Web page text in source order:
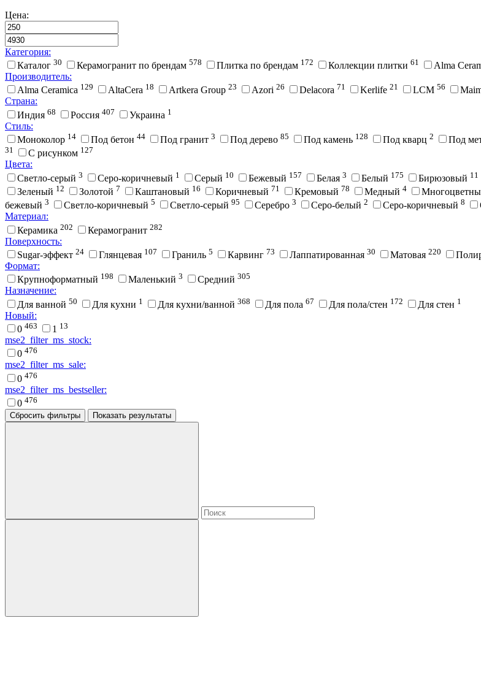
Цена:
Категория:
Каталог 30 Керамогранит по брендам 578 Плитка по брендам 172 Коллекции плитки 61 Alma
Производитель:
Alma Ceramica 129 AltaCera 18 Artkera Group 23 Azori 26 Delacora 71 Kerlife 21 LCM 56
Страна:
Индия 68 Россия 407 Украина 1
Стиль:
Моноколор 14 Под бетон 44 Под гранит 3 Под дерево 85 Под камень 128 Под кварц 2 Под
31 С рисунком 127
Цвета:
Cветло-серый 3 Cеро-коричневый 1 Cерый 10 Бежевый 157 Белая 3 Белый 175 Бирюзовый 11
Зеленый 12 Золотой 7 Каштановый 16 Коричневый 71 Кремовый 78 Медный 4
бежевый 3 Светло-коричневый 5 Светло-серый 95 Серебро 3 Серо-белый 2 Серо-коричневый 8
Материал:
Керамика 202 Керамогранит 282
Поверхность:
Sugar-эффект 24 Глянцевая 107 Граниль 5 Карвинг 73 Лаппатированная 30 Матовая 220
Формат:
Крупноформатный 198 Маленький 3 Средний 305
Назначение:
Для ванной 50 Для кухни 1 Для кухни/ванной 368 Для пола 67 Для пола/стен 172 Для стен 1
Новый:
0 463 1 13
mse2_filter_ms_stock:
0 476
mse2_filter_ms_sale:
0 476
mse2_filter_ms_bestseller:
0 476
Сбросить фильтры
Показать результаты